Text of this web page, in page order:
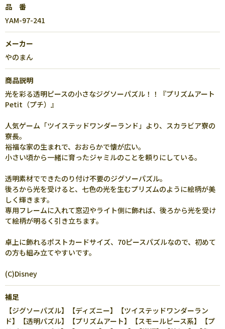
品 番
YAM-97-241
メーカー
やのまん
商品説明
光を彩る透明ピースの小さなジグソーパズル！！『プリズムアート
Petit（プチ）』
人気ゲーム「ツイステッドワンダーランド」より、スカラビア寮の
寮長。
裕福な家の生まれで、おおらかで懐が広い。
小さい頃から一緒に育ったジャミルのことを頼りにしている。
透明素材でできたのり付け不要のジグソーパズル。
後ろから光を受けると、七色の光を生むプリズムのように絵柄が美
しく輝きます。
専用フレームに入れて窓辺やライト側に飾れば、後ろから光を受け
て絵柄が明るく引き立ちます。
卓上に飾れるポストカードサイズ、70ピースパズルなので、初めて
の方も組み立てやすいです。
(C)Disney
補足
【ジグソーパズル】【ディズニー】【ツイステッドワンダーラン
ド】【透明パズル】【プリズムアート】【スモールピース系】【プ